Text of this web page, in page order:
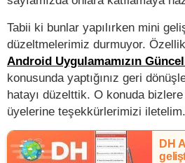
Tabii ki bunlar yapılırken mini
düzeltmelerimiz durmuyor.
Android Uygulamamızın
konusunda yaptığınız geri
hatayı düzelttik. O konuda
üyelerine teşekkürlerimizi iletelim.
DH